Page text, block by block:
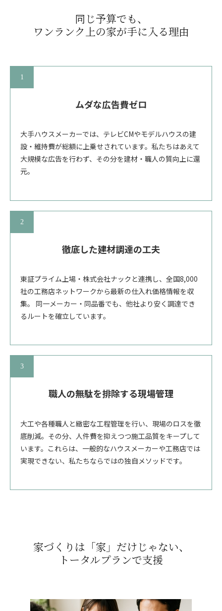
同じ予算でも、
ワンランク上の家が手に入る理由
ムダな広告費ゼロ
大手ハウスメーカーでは、テレビCMやモデルハウスの建
設・維持費が総額に上乗せされています。私たちはあえて
大規模な広告を行わず、その分を建材・職人の質向上に還
元。
徹底した建材調達の工夫
東証プライム上場・株式会社ナックと連携し、全国8,000
社の工務店ネットワークから最新の仕入れ価格情報を収
集。 同一メーカー・同品番でも、他社より安く調達でき
るルートを確立しています。
職人の無駄を排除する現場管理
大工や各種職人と緻密な工程管理を行い、現場のロスを徹
底削減。その分、人件費を抑えつつ施工品質をキープして
います。これらは、一般的なハウスメーカーや工務店では
実現できない、私たちならではの独自メソッドです。
家づくりは「家」だけじゃない、
トータルプランで支援